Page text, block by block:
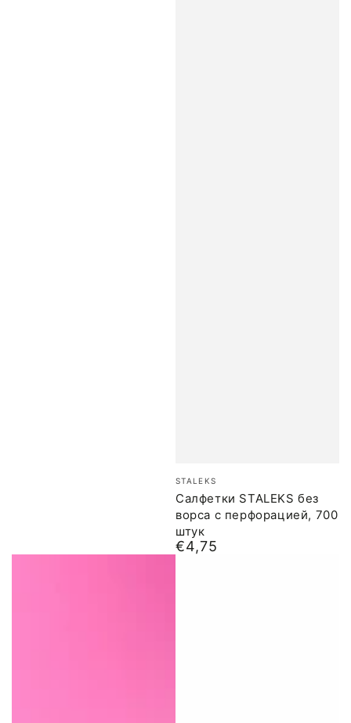
Бренд:
STALEKS
Салфетки STALEKS без
ворса с перфорацией, 700
штук
Обычная
€4,75